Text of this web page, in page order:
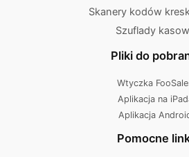
Skanery kodów
Szuflady
Pliki do
Wtyczka
Aplikacja na
Aplikacja
Pomocne